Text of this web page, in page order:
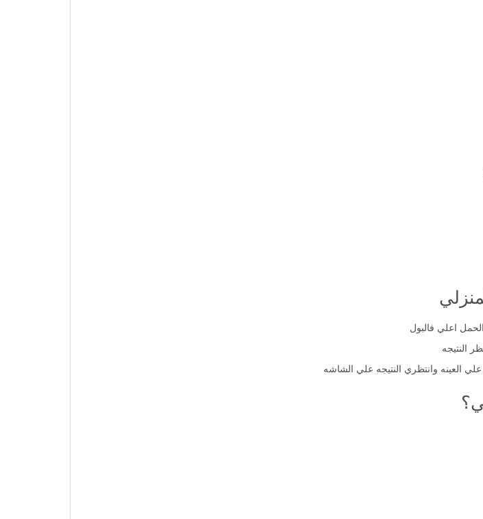
اعلي فالبول
النتيجه
العينه وانتظري النتيجه علي الشاشه